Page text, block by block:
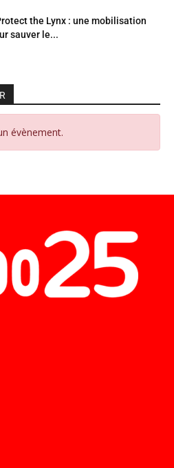
the Lynx : une mobilisation
sauver le...
évènement.